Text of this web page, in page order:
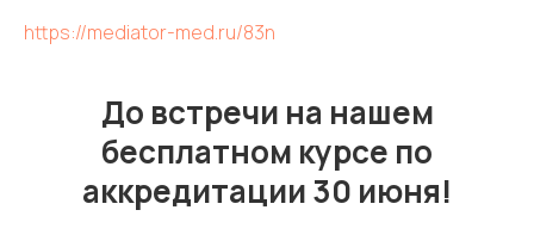
https://mediator-med.ru/83n
До встречи на нашем
бесплатном курсе по
аккредитации 30 июня!